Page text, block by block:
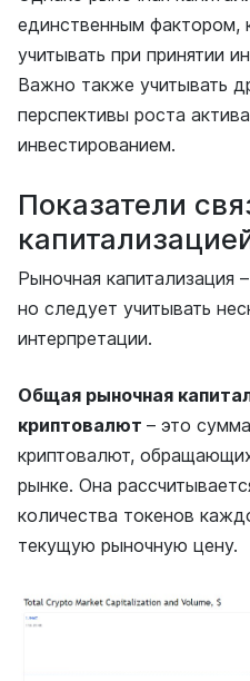
единственным фактором,
учитывать при принятии
Важно также учитывать
перспективы роста
инвестированием.
Показатели
Рыночная капитализация
но следует учитывать
интерпретации.
Общая рыночная
криптовалют – это
криптовалют,
рынке. Она
количества токенов
текущую рыночную цену.